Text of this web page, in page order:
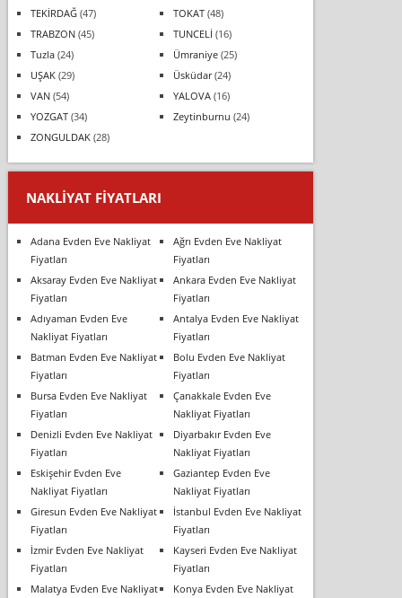
TEKİRDAĞ(47) TOKAT(48)
TRABZON(45) TUNCELİ (16)
Tuzla(24) Ümraniye(25)
UŞAK(29) Üsküdar(24)
VAN(54) YALOVA(16)
YOZGAT(34) Zeytinburnu (24)
ZONGULDAK(28)
NAKLIYAT FIYATLARI
Adana Evden Eve Nakliyat
Fiyatları
Ağrı Evden Eve Nakliyat
Fiyatları
Aksaray Evden Eve Nakliyat
Fiyatları
Ankara Evden Eve Nakliyat
Fiyatları
Adıyaman Evden Eve
Nakliyat Fiyatları
Antalya Evden Eve Nakliyat
Fiyatları
Batman Evden Eve Nakliyat
Fiyatları
Bolu Evden Eve Nakliyat
Fiyatları
Bursa Evden Eve Nakliyat
Fiyatları
Çanakkale Evden Eve
Nakliyat Fiyatları
Denizli Evden Eve Nakliyat
Fiyatları
Diyarbakır Evden Eve
Nakliyat Fiyatları
Eskişehir Evden Eve
Nakliyat Fiyatları
Gaziantep Evden Eve
Nakliyat Fiyatları
Giresun Evden Eve Nakliyat
Fiyatları
İstanbul Evden Eve Nakliyat
Fiyatları
İzmir Evden Eve Nakliyat
Fiyatları
Kayseri Evden Eve Nakliyat
Fiyatları
Malatya Evden Eve Nakliyat
Konya Evden Eve Nakliyat